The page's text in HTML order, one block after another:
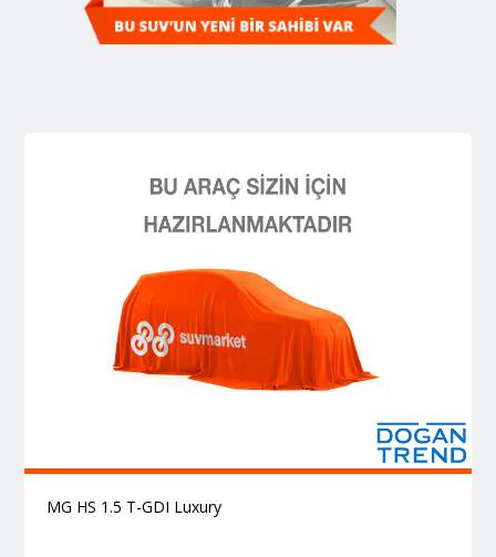
MG HS 1.5 T-GDI Luxury